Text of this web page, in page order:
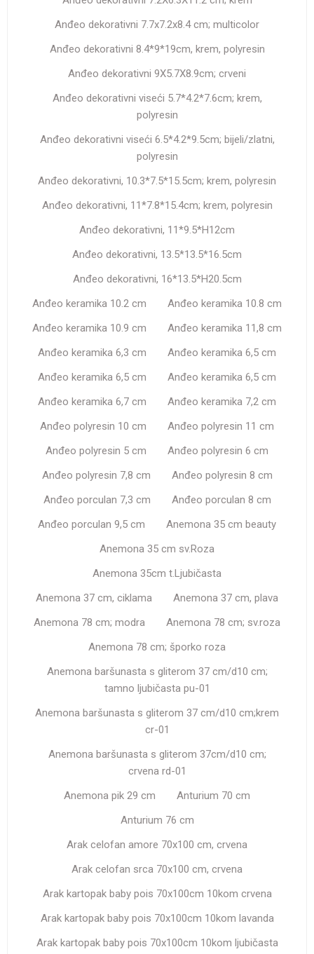
Anđeo dekorativni 7.7x7.2x8.4 cm; multicolor
Anđeo dekorativni 8.4*9*19cm, krem, polyresin
Anđeo dekorativni 9X5.7X8.9cm; crveni
Anđeo dekorativni viseći 5.7*4.2*7.6cm; krem,
polyresin
Anđeo dekorativni viseći 6.5*4.2*9.5cm; bijeli/zlatni,
polyresin
Anđeo dekorativni, 10.3*7.5*15.5cm; krem, polyresin
Anđeo dekorativni, 11*7.8*15.4cm; krem, polyresin
Anđeo dekorativni, 11*9.5*H12cm
Anđeo dekorativni, 13.5*13.5*16.5cm
Anđeo dekorativni, 16*13.5*H20.5cm
Anđeo keramika 10.2 cm
Anđeo keramika 10.8 cm
Anđeo keramika 10.9 cm
Anđeo keramika 11,8 cm
Anđeo keramika 6,3 cm
Anđeo keramika 6,5 cm
Anđeo keramika 6,5 cm
Anđeo keramika 6,5 cm
Anđeo keramika 6,7 cm
Anđeo keramika 7,2 cm
Anđeo polyresin 10 cm
Anđeo polyresin 11 cm
Anđeo polyresin 5 cm
Anđeo polyresin 6 cm
Anđeo polyresin 7,8 cm
Anđeo polyresin 8 cm
Anđeo porculan 7,3 cm
Anđeo porculan 8 cm
Anđeo porculan 9,5 cm
Anemona 35 cm beauty
Anemona 35 cm sv.Roza
Anemona 35cm t.Ljubičasta
Anemona 37 cm, ciklama
Anemona 37 cm, plava
Anemona 78 cm; modra
Anemona 78 cm; sv.roza
Anemona 78 cm; šporko roza
Anemona baršunasta s gliterom 37 cm/d10 cm;
tamno ljubičasta pu-01
Anemona baršunasta s gliterom 37 cm/d10 cm;krem
cr-01
Anemona baršunasta s gliterom 37cm/d10 cm;
crvena rd-01
Anemona pik 29 cm
Anturium 70 cm
Anturium 76 cm
Arak celofan amore 70x100 cm, crvena
Arak celofan srca 70x100 cm, crvena
Arak kartopak baby pois 70x100cm 10kom crvena
Arak kartopak baby pois 70x100cm 10kom lavanda
Arak kartopak baby pois 70x100cm 10kom ljubičasta